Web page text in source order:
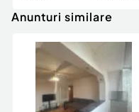
Anunturi similare